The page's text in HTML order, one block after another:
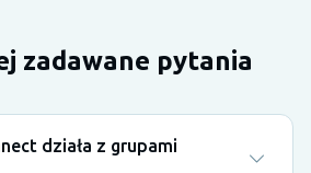
zadawane pytania
działa z grupami